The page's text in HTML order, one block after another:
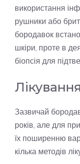
використання
рушники або
бородавок
шкіри, проте в
біопсія для
Лікування
Зазвичай
років, але для
їх поширенню
кілька методів